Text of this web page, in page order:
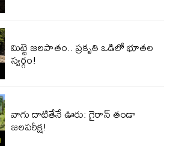
మిట్టె జలపాతం.. ప్రకృతి ఒడిలో భూతల
స్వర్గం!
వాగు దాటితేనే ఊరు: గైరాన్ తండా
జలపరీక్ష!